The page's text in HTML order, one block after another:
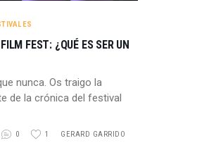
FEST: ¿QUÉ ES SER UN
nunca. Os traigo la
de la crónica del festival
0 1 GERARD GARRIDO